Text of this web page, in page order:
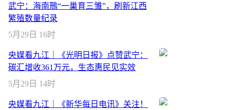
武宁：海南鳽“一巢育三雏”，刷新江西
繁殖数量纪录
5月29日 16时
央媒看九江｜《光明日报》点赞武宁：
碳汇增收361万元，生态惠民见实效
5月29日 14时
央媒看九江｜《新华每日电讯》关注！